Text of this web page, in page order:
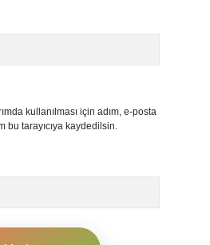
kullanılması için adım, e-posta
bu tarayıcıya kaydedilsin.